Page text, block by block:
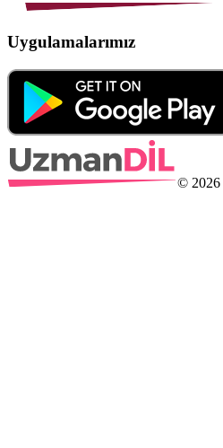
Uygulamalarımız
© 2026